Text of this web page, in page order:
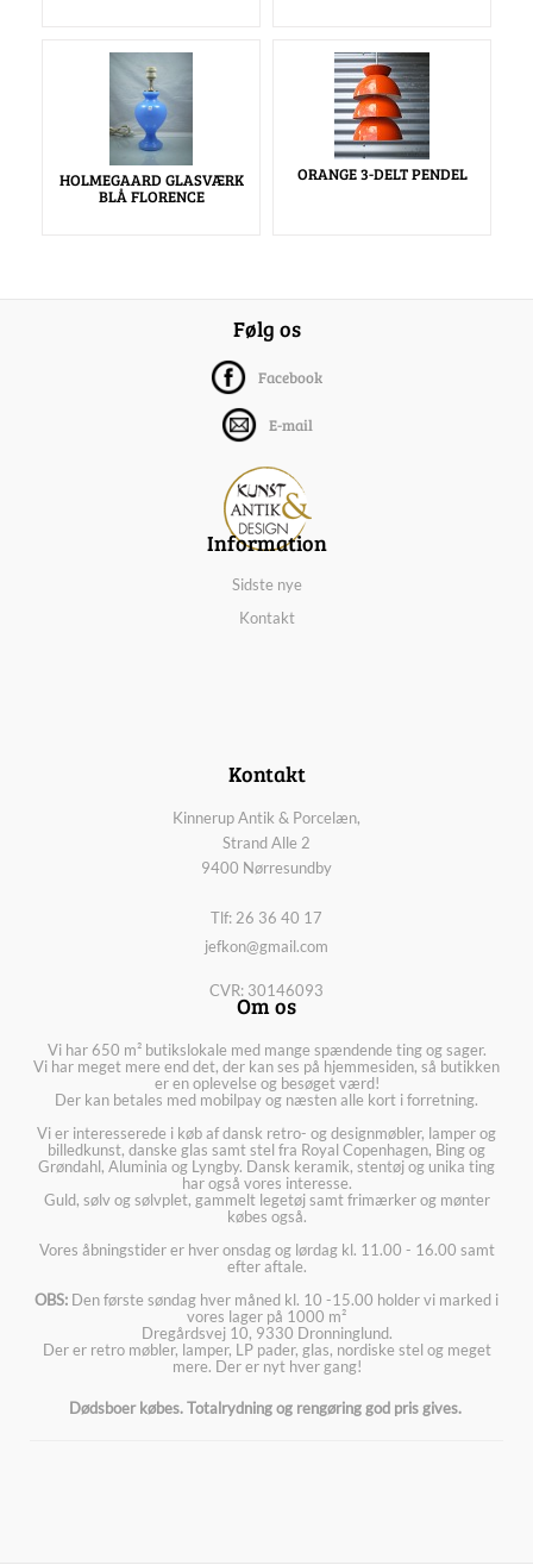
HOLMEGAARD GLASVÆRK
BLÅ FLORENCE
ORANGE 3-DELT PENDEL
Følg os
Facebook
E-mail
Information
Sidste nye
Kontakt
Kontakt
Kinnerup Antik & Porcelæn,
Strand Alle 2
9400 Nørresundby
Tlf: 26 36 40 17
jefkon@gmail.com
CVR: 30146093
Om os
Vi har 650 m² butikslokale med mange spændende ting og sager.
Vi har meget mere end det, der kan ses på hjemmesiden, så butikken
er en oplevelse og besøget værd!
Der kan betales med mobilpay og næsten alle kort i forretning.
Vi er interesserede i køb af dansk retro- og designmøbler, lamper og
billedkunst, danske glas samt stel fra Royal Copenhagen, Bing og
Grøndahl, Aluminia og Lyngby. Dansk keramik, stentøj og unika ting
har også vores interesse.
Guld, sølv og sølvplet, gammelt legetøj samt frimærker og mønter
købes også.
Vores åbningstider er hver onsdag og lørdag kl. 11.00 - 16.00 samt
efter aftale.
OBS: Den første søndag hver måned kl. 10 -15.00 holder vi marked i
vores lager på 1000 m²
Dregårdsvej 10, 9330 Dronninglund.
Der er retro møbler, lamper, LP pader, glas, nordiske stel og meget
mere. Der er nyt hver gang!
Dødsboer købes. Totalrydning og rengøring god pris gives.